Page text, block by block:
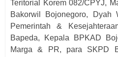
Teritorial Korem 082/CPYJ,
Bakorwil Bojonegoro, Dyah
Pemerintah &
Bapeda, Kepala BPKAD
Marga & PR, para SKPD